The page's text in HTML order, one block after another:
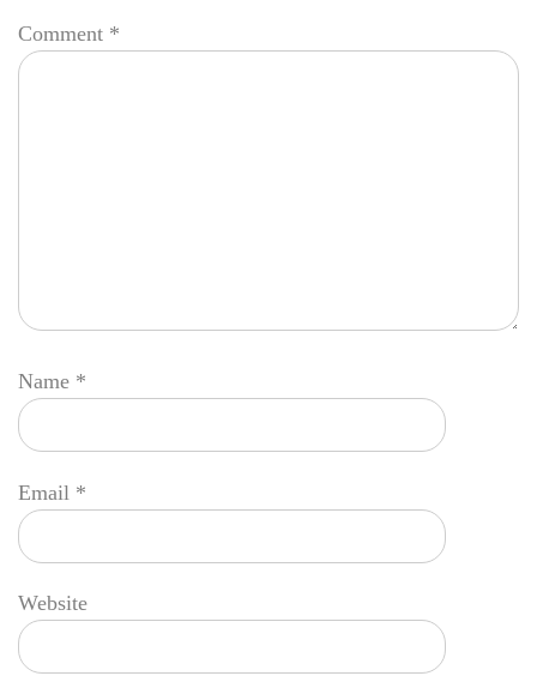
Comment *
Name *
Email *
Website